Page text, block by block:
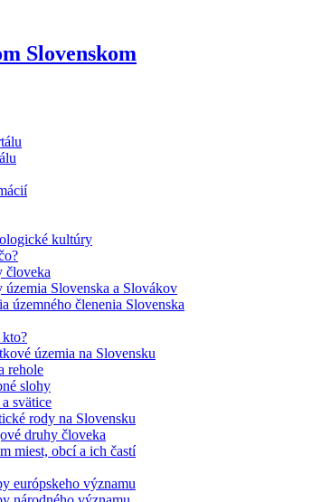
kultúry
človeka
územia Slovenska a Slovákov
územného členenia Slovenska
územia na Slovensku
rehole
slohy
svätice
rody na Slovensku
druhy človeka
miest, obcí a ich častí
európskeho významu